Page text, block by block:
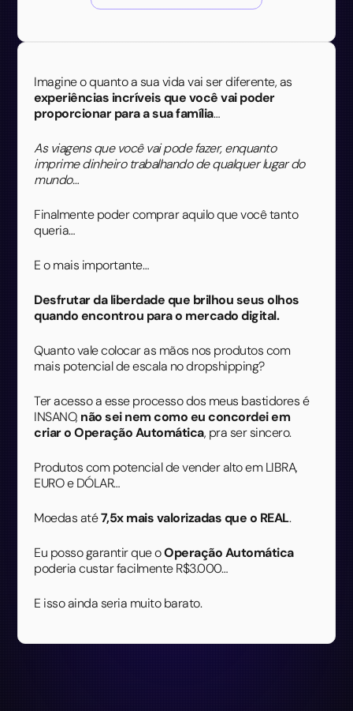
Imagine o quanto a sua vida vai ser diferente, as
experiências incríveis que você vai poder
proporcionar para a sua família…
As viagens que você vai pode fazer, enquanto
imprime dinheiro trabalhando de qualquer lugar do
mundo…
Finalmente poder comprar aquilo que você tanto
queria…
E o mais importante…
Desfrutar da liberdade que brilhou seus olhos
quando encontrou para o mercado digital.
Quanto vale colocar as mãos nos produtos com
mais potencial de escala no dropshipping?
Ter acesso a esse processo dos meus bastidores é
INSANO, não sei nem como eu concordei em
criar o Operação Automática, pra ser sincero.
Produtos com potencial de vender alto em LIBRA,
EURO e DÓLAR…
Moedas até7,5x mais valorizadas que o REAL.
Eu posso garantir que oOperação Automática
poderia custar facilmente R$3.000…
E isso ainda seria muito barato.